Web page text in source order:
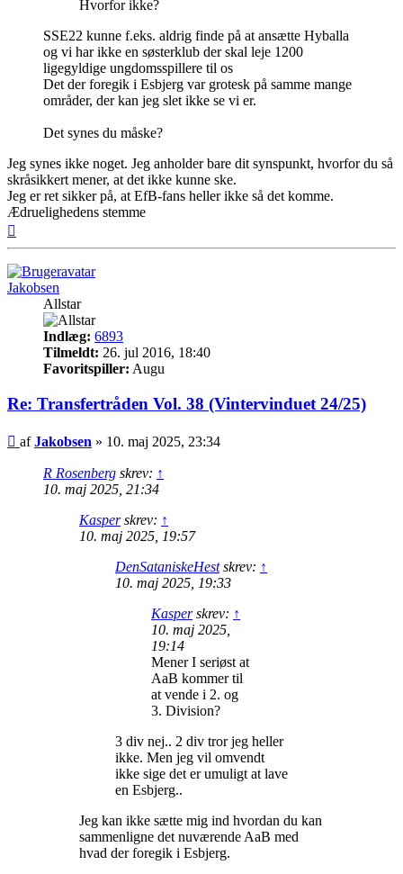
Hvorfor ikke?
SSE22 kunne f.eks. aldrig finde på at ansætte Hyballa
og vi har ikke en søsterklub der skal leje 1200
ligegyldige ungdomsspillere til os
Det der foregik i Esbjerg var grotesk på samme mange
områder, der kan jeg slet ikke se vi er.
Det synes du måske?
Jeg synes ikke noget. Jeg anholder bare dit synspunkt, hvorfor du så
skråsikkert mener, at det ikke kunne ske.
Jeg er ret sikker på, at EfB-fans heller ikke så det komme.
Ædruelighedens stemme
Jakobsen
Allstar
Indlæg: 6893
Tilmeldt: 26. jul 2016, 18:40
Favoritspiller: Augu
Re: Transfertråden Vol. 38 (Vintervinduet 24/25)
Indlæg
afJakobsen » 10. maj 2025, 23:34
R Rosenberg skrev: ↑
10. maj 2025, 21:34
Kasperskrev: ↑
10. maj 2025, 19:57
DenSataniskeHestskrev: ↑
10. maj 2025, 19:33
Kasperskrev: ↑
10. maj 2025,
19:14
Mener I seriøst at
AaB kommer til
at vende i 2. og
3. Division?
3 div nej.. 2 div tror jeg heller
ikke. Men jeg vil omvendt
ikke sige det er umuligt at lave
en Esbjerg..
Jeg kan ikke sætte mig ind hvordan du kan
sammenligne det nuværende AaB med
hvad der foregik i Esbjerg.